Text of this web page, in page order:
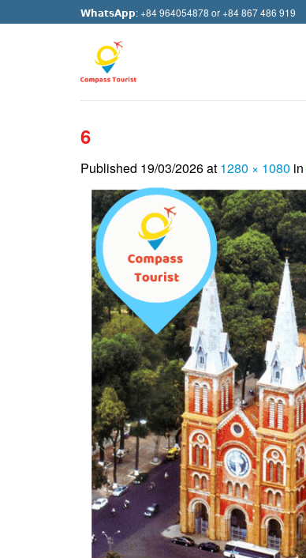
to
𝗪𝗵𝗮𝘁𝘀𝗔𝗽𝗽: +84 964054878 or +84 867 486 919
6
Published 19/03/2026at 1280 × 1080 in